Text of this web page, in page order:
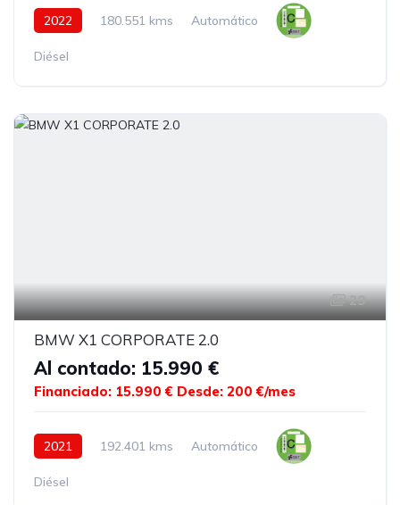
2022 180.551 kms Automático
Diésel
29
BMW X1 CORPORATE 2.0
Al contado: 15.990 €
Financiado: 15.990 € Desde: 200 €/mes
2021 192.401 kms Automático
Diésel